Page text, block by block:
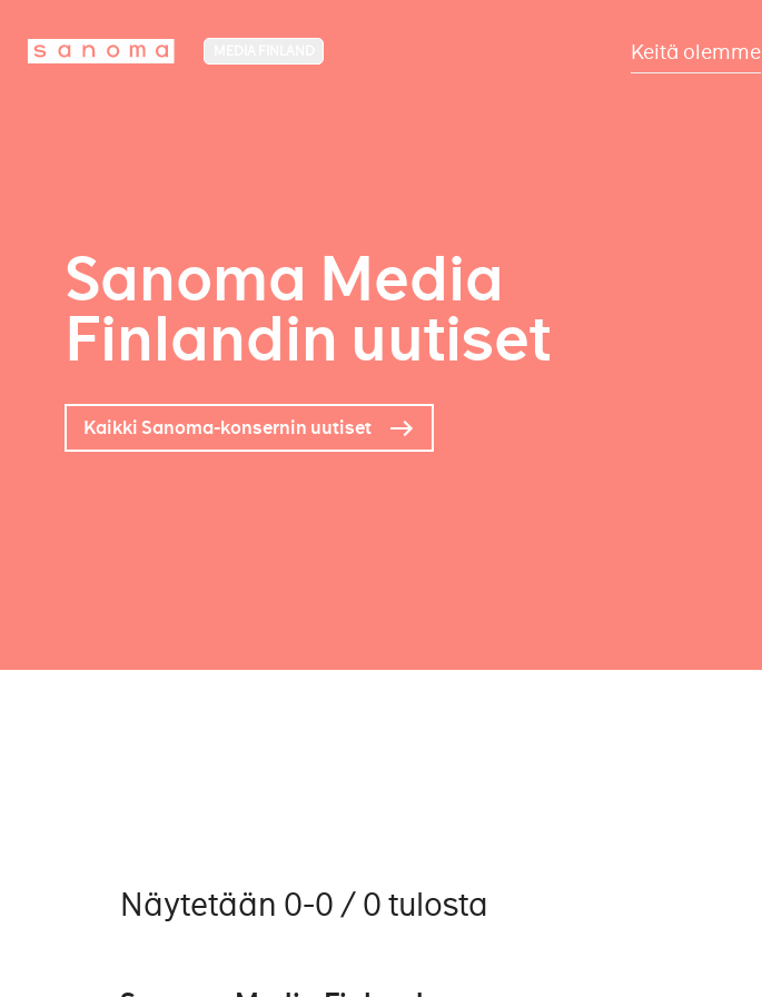
Keitä olemme
Sanoma Media
Finlandin uutiset
Kaikki Sanoma-konsernin uutiset
Näytetään 0-0 / 0 tulosta